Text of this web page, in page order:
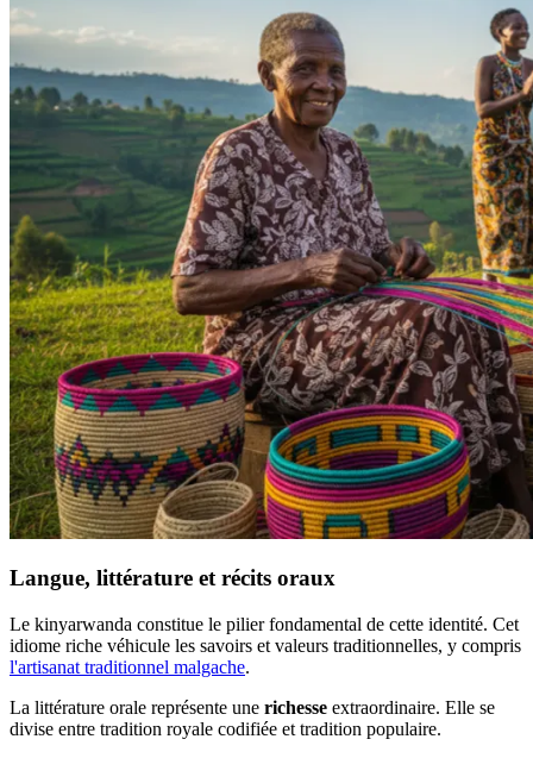
Langue, littérature et récits oraux
Le kinyarwanda constitue le pilier fondamental de cette identité. Cet
idiome riche véhicule les savoirs et valeurs traditionnelles, y compris
l'artisanat traditionnel malgache.
La littérature orale représente une richesse extraordinaire. Elle se
divise entre tradition royale codifiée et tradition populaire.